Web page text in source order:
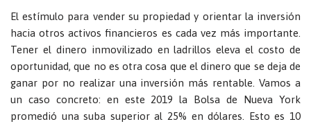
El estímulo para vender su propiedad y orientar la inversión
hacia otros activos financieros es cada vez más importante.
Tener el dinero inmovilizado en ladrillos eleva el costo de
oportunidad, que no es otra cosa que el dinero que se deja de
ganar por no realizar una inversión más rentable. Vamos a
un caso concreto: en este 2019 la Bolsa de Nueva York
promedió una suba superior al 25% en dólares. Esto es 10